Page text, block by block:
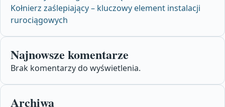
Kołnierz zaślepiający – kluczowy element instalacji
rurociągowych
Najnowsze komentarze
Brak komentarzy do wyświetlenia.
Archiwa